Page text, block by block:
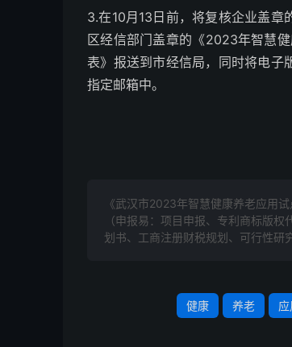
3.在10月13日前，将复核企业盖章
区经信部门盖章的《2023年智慧
表》报送到市经信局，同时将电子
指定邮箱中。
《武汉市2023年智慧健康养老应用
（申报易：项目申报、专利商标版
划书、工商注册财税规划、可行性研
健康 养老 应